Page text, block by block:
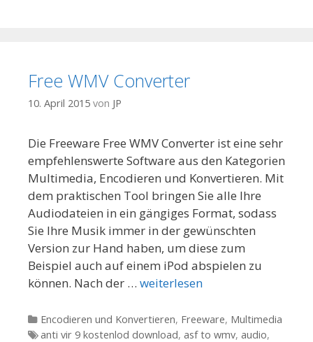
Free WMV Converter
10. April 2015 von JP
Die Freeware Free WMV Converter ist eine sehr
empfehlenswerte Software aus den Kategorien
Multimedia, Encodieren und Konvertieren. Mit
dem praktischen Tool bringen Sie alle Ihre
Audiodateien in ein gängiges Format, sodass
Sie Ihre Musik immer in der gewünschten
Version zur Hand haben, um diese zum
Beispiel auch auf einem iPod abspielen zu
können. Nach der … weiterlesen
Kategorien
Encodieren und Konvertieren, Freeware, Multimedia
Tags
anti vir 9 kostenlod download, asf to wmv, audio,